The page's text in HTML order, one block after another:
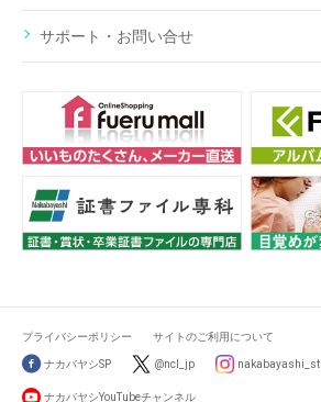
サポート・お問い合せ
プライバシーポリシー サイトのご利用について
ナカバヤシSP @ncl_jp nakabayashi_st
ナカバヤシYouTubeチャンネル